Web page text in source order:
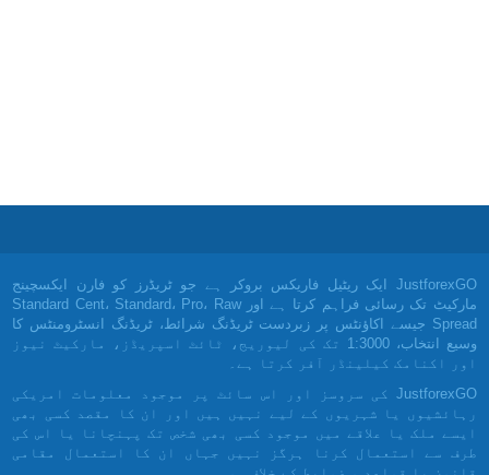
JustforexGO ایک ریٹیل فاریکس بروکر ہے جو ٹریڈرز کو فارن ایکسچینج
مارکیٹ تک رسائی فراہم کرتا ہے اور Standard Cent، Standard، Pro، Raw
Spread جیسے اکاؤنٹس پر زبردست ٹریڈنگ شرائط، ٹریڈنگ انسٹرومنٹس کا
وسیع انتخاب، 1:3000 تک کی لیوریج، ٹائٹ اسپریڈز، مارکیٹ نیوز
اور اکنامک کیلینڈر آفر کرتا ہے۔
JustforexGO کی سروسز اور اس سائٹ پر موجود معلومات امریکی
رہائشیوں یا شہریوں کے لیے نہیں ہیں اور ان کا مقصد کسی بھی
ایسے ملک یا علاقے میں موجود کسی بھی شخص تک پہنچانا یا اس کی
طرف سے استعمال کرنا ہرگز نہیں جہاں ان کا استعمال مقامی